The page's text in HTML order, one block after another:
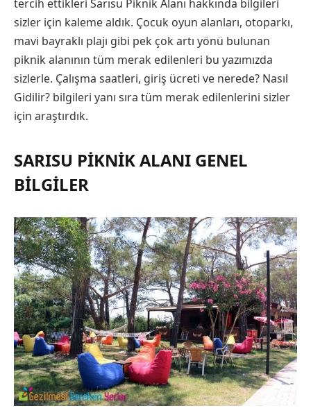
tercih ettikleri Sarısu Piknik Alanı hakkında bilgileri
sizler için kaleme aldık. Çocuk oyun alanları, otoparkı,
mavi bayraklı plajı gibi pek çok artı yönü bulunan
piknik alanının tüm merak edilenleri bu yazımızda
sizlerle. Çalışma saatleri, giriş ücreti ve nerede? Nasıl
Gidilir? bilgileri yanı sıra tüm merak edilenlerini sizler
için araştırdık.
SARISU PIKNIK ALANI GENEL
BILGILER